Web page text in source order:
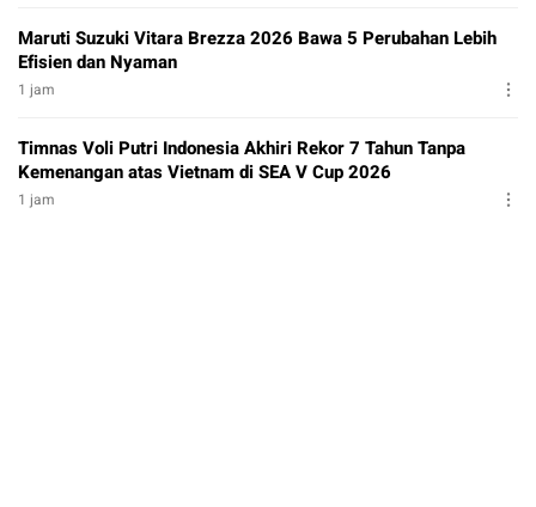
Maruti Suzuki Vitara Brezza 2026 Bawa 5 Perubahan Lebih
Efisien dan Nyaman
1 jam
Timnas Voli Putri Indonesia Akhiri Rekor 7 Tahun Tanpa
Kemenangan atas Vietnam di SEA V Cup 2026
1 jam